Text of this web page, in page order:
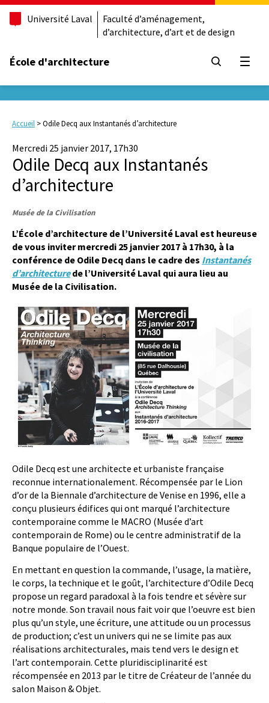
Université Laval
Faculté d’aménagement,
d’architecture, d’art et de design
École d'architecture
Accueil >Odile Decq aux Instantanés d’architecture
Mercredi 25 janvier 2017, 17h30
Odile Decq aux Instantanés
d’architecture
Musée de la Civilisation
L’École d’architecture de l’Université Laval est heureuse
de vous inviter mercredi 25 janvier 2017 à 17h30, à la
conférence de Odile Decq dans le cadre des Instantanés
d’architecturede l’Université Laval qui aura lieu au
Musée de la Civilisation.
Odile Decq est une architecte et urbaniste française
reconnue internationalement. Récompensée par le Lion
d’or de la Biennale d’architecture de Venise en 1996, elle a
conçu plusieurs édifices qui ont marqué l’architecture
contemporaine comme le MACRO (Musée d’art
contemporain de Rome) ou le centre administratif de la
Banque populaire de l’Ouest.
En mettant en question la commande, l’usage, la matière,
le corps, la technique et le goût, l’architecture d’Odile Decq
propose un regard paradoxal à la fois tendre et sévère sur
notre monde. Son travail nous fait voir que l’oeuvre est bien
plus qu’un style, une écriture, une attitude ou un processus
de production; c’est un univers qui ne se limite pas aux
réalisations architecturales, mais tend vers le design et
l’art contemporain. Cette pluridisciplinarité est
récompensée en 2013 par le titre de Créateur de l’année du
salon Maison & Objet.